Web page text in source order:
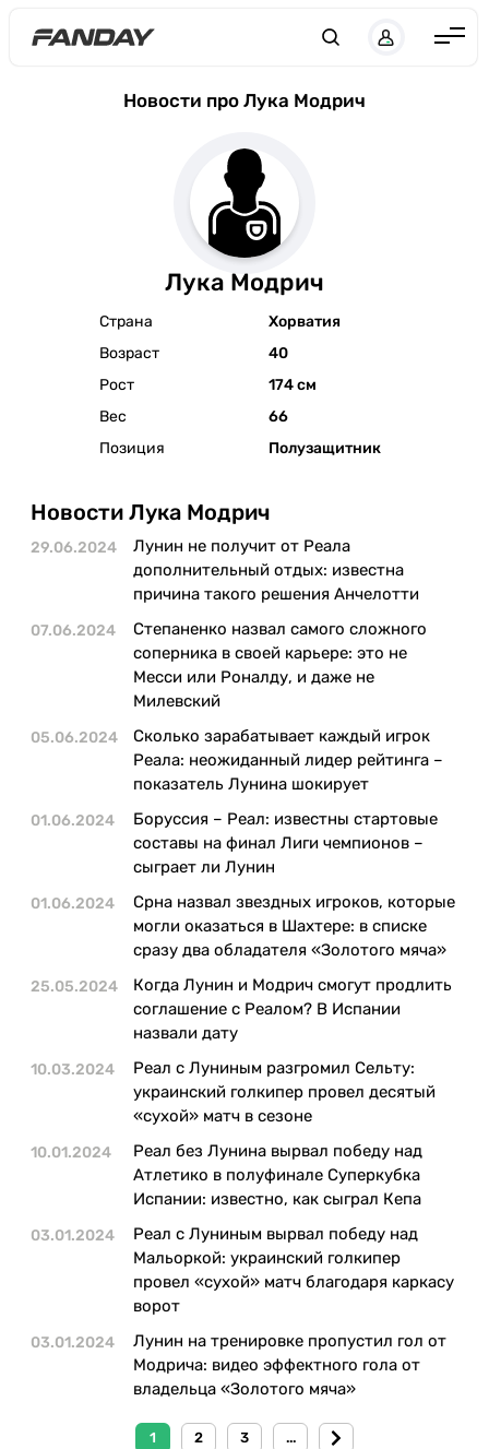
Букмекеры
Новости про Лука Модрич
Лука Модрич
Страна
Хорватия
Возраст
40
Рост
174 см
Вес
66
Позиция
Полузащитник
Новости Лука Модрич
29.06.2024
Лунин не получит от Реала
дополнительный отдых: известна
причина такого решения Анчелотти
07.06.2024
Степаненко назвал самого сложного
соперника в своей карьере: это не
Месси или Роналду, и даже не
Милевский
05.06.2024
Сколько зарабатывает каждый игрок
Реала: неожиданный лидер рейтинга –
показатель Лунина шокирует
01.06.2024
Боруссия – Реал: известны стартовые
составы на финал Лиги чемпионов –
сыграет ли Лунин
01.06.2024
Срна назвал звездных игроков, которые
могли оказаться в Шахтере: в списке
сразу два обладателя «Золотого мяча»
25.05.2024
Когда Лунин и Модрич смогут продлить
соглашение с Реалом? В Испании
назвали дату
10.03.2024
Реал с Луниным разгромил Сельту:
украинский голкипер провел десятый
«сухой» матч в сезоне
10.01.2024
Реал без Лунина вырвал победу над
Атлетико в полуфинале Суперкубка
Испании: известно, как сыграл Кепа
03.01.2024
Реал с Луниным вырвал победу над
Мальоркой: украинский голкипер
провел «сухой» матч благодаря каркасу
ворот
03.01.2024
Лунин на тренировке пропустил гол от
Модрича: видео эффектного гола от
владельца «Золотого мяча»
1 2 3 ...